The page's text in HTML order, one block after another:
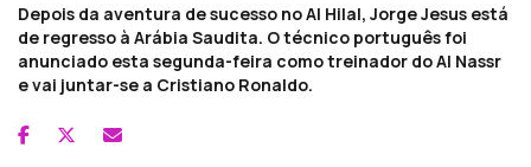
Depois da aventura de sucesso no Al Hilal, Jorge Jesus está
de regresso à Arábia Saudita. O técnico português foi
anunciado esta segunda-feira como treinador do Al Nassr
e vai juntar-se a Cristiano Ronaldo.